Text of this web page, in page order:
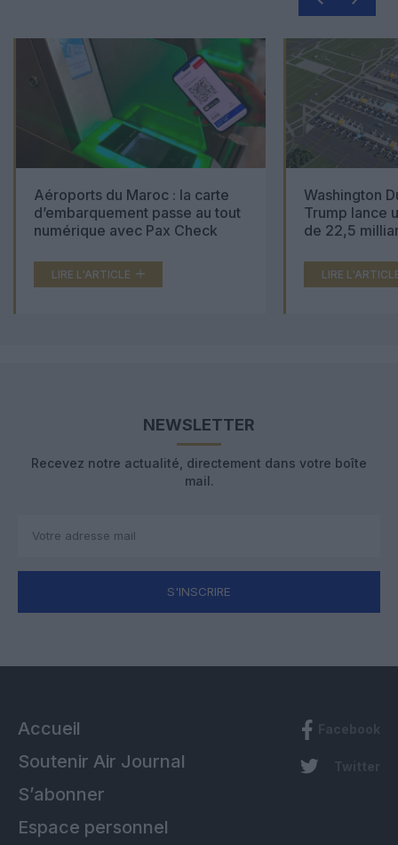
Aéroports du Maroc : la carte
d’embarquement passe au tout
numérique avec Pax Check
LIRE L'ARTICLE
Washington
Trump lance
de 22,5
LIRE
NEWSLETTER
Recevez notre actualité, directement dans votre boîte
mail.
S'INSCRIRE
Accueil
Soutenir Air Journal
S’abonner
Espace personnel